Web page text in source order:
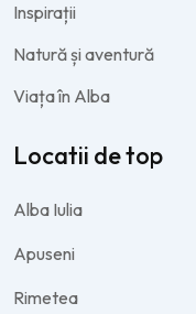
Inspirații
Natură și aventură
Viața în Alba
Locatii de top
Alba Iulia
Apuseni
Rimetea